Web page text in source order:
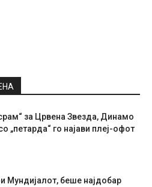
за Црвена Звезда, Динамо
„петарда“ го најави плеј-офот
Мундијалот, беше најдобар